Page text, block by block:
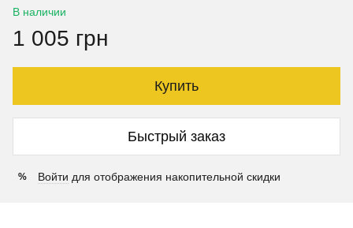
В наличии
1 005 грн
Купить
Быстрый заказ
% Войти для отображения накопительной скидки